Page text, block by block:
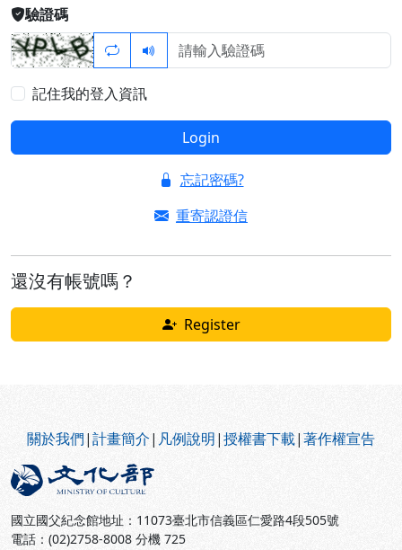
驗證碼
記住我的登入資訊
Login
忘記密碼?
重寄認證信
還沒有帳號嗎？
Register
關於我們|計畫簡介| 凡例說明|授權書下載|著作權宣告
國立國父紀念館地址：11073臺北市信義區仁愛路4段505號
電話：(02)2758-8008 分機 725